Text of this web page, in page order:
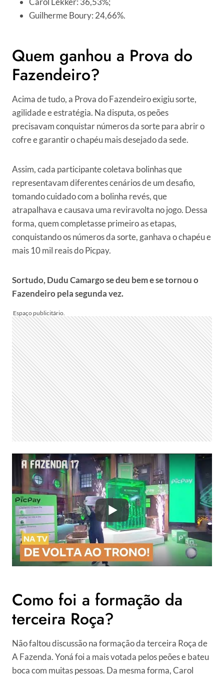
Guilherme Boury: 24,66%.
Quem ganhou a Prova do
Fazendeiro?
Acima de tudo, a Prova do Fazendeiro exigiu sorte,
agilidade e estratégia. Na disputa, os peões
precisavam conquistar números da sorte para abrir o
cofre e garantir o chapéu mais desejado da sede.
Assim, cada participante coletava bolinhas que
representavam diferentes cenários de um desafio,
tomando cuidado com a bolinha revés, que
atrapalhava e causava uma reviravolta no jogo. Dessa
forma, quem completasse primeiro as etapas,
conquistando os números da sorte, ganhava o chapéu e
mais 10 mil reais do Picpay.
Sortudo, Dudu Camargo se deu bem e se tornou o
Fazendeiro pela segunda vez.
Como foi a formação da
terceira Roça?
Não faltou discussão na formação da terceira Roça de
A Fazenda. Yoná foi a mais votada pelos peões e bateu
boca com muitas pessoas. Da mesma forma, Carol